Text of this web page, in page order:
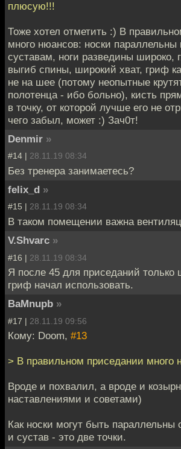
плюсую!!!
Тоже хотел отметить :) В
много нюансов: носки параллельны
суставам, ноги разведины широко,
выгиб спины, широкий хват, гриф
не на шее (потому неопытные
полотенца - ибо больно), кисть
в точку, от которой лучше его не
чего забыл, может :) Зач0т!
Denmir »
#14 | 28.11.19 08:34
Без тренера занимаетесь?
felix_d »
#15 | 28.11.19 08:34
В таком помещении важна
V.Shvarc »
#16 | 28.11.19 08:34
Я после 45 для приседаний только
гриф начал использовать.
BaMnupb »
#17 | 28.11.19 09:56
Кому: Doom, #13
> В правильном приседании много
Вроде и похвалил, а вроде и
наставлениями и советами)
Как носки могут быть параллельны
и сустав - это две точки.